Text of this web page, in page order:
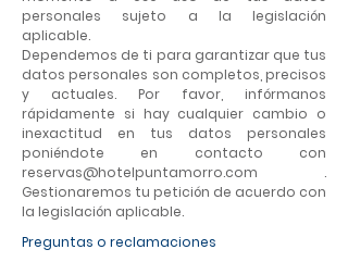
personales sujeto a la legislación
aplicable.
Dependemos de ti para garantizar que tus
datos personales son completos, precisos
y actuales. Por favor, infórmanos
rápidamente si hay cualquier cambio o
inexactitud en tus datos personales
poniéndote en contacto con
reservas@hotelpuntamorro.com .
Gestionaremos tu petición de acuerdo con
la legislación aplicable.
Preguntas o reclamaciones